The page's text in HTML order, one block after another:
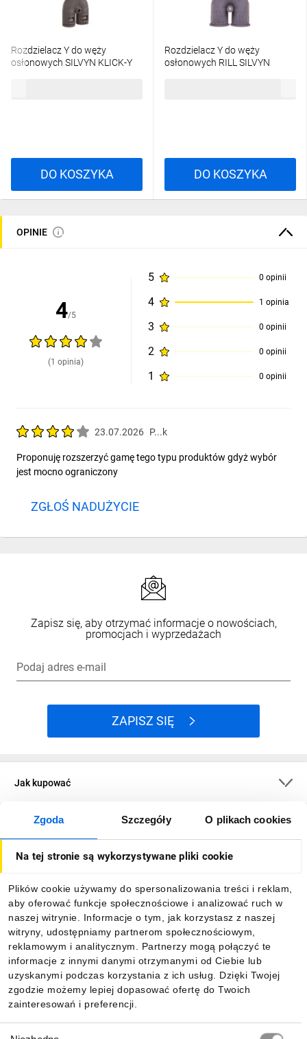
Zgoda Szczegóły O plikach cookies
Na tej stronie są wykorzystywane pliki cookie
Plików cookie używamy do spersonalizowania treści i reklam,
aby oferować funkcje społecznościowe i analizować ruch w
naszej witrynie. Informacje o tym, jak korzystasz z naszej
witryny, udostępniamy partnerom społecznościowym,
reklamowym i analitycznym. Partnerzy mogą połączyć te
informacje z innymi danymi otrzymanymi od Ciebie lub
uzyskanymi podczas korzystania z ich usług. Dzięki Twojej
zgodzie możemy lepiej dopasować ofertę do Twoich
zainteresowań i preferencji.
Rozdzielacz Y do węży
osłonowych SILVYN KLICK-Y
DO KOSZYKA
Rozdzielacz Y do węży
osłonowych RILL SILVYN
DO KOSZYKA
OPINIE
4/5
(1 opinia)
5 0 opinii
4 1 opinia
3 0 opinii
2 0 opinii
1 0 opinii
23.07.2026 P...k
Proponuję rozszerzyć gamę tego typu produktów gdyż wybór
jest mocno ograniczony
ZGŁOŚ NADUŻYCIE
Zapisz się, aby otrzymać informacje o nowościach,
promocjach i wyprzedażach
Podaj adres e-mail
ZAPISZ SIĘ
Jak kupować
O firmie
Informacje
Pobierz naszą aplikację mobilną: